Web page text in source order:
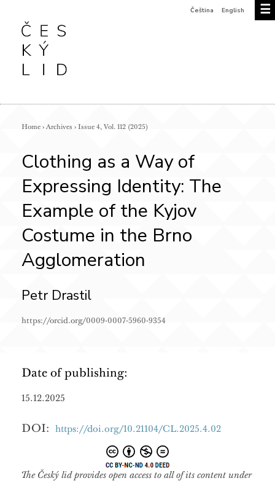
☰
Čeština English
Home › Archives › Issue 4, Vol. 112 (2025)
Clothing as a Way of
Expressing Identity: The
Example of the Kyjov
Costume in the Brno
Agglomeration
Petr Drastil
https://orcid.org/0009-0007-5960-9354
Date of publishing:
15.12.2025
DOI: https://doi.org/10.21104/CL.2025.4.02
The Český lid provides open access to all of its content under